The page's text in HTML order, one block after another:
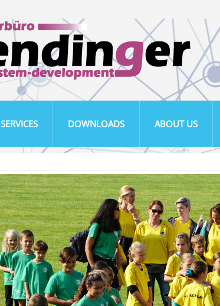
SERVICES DOWNLOADS ABOUT US